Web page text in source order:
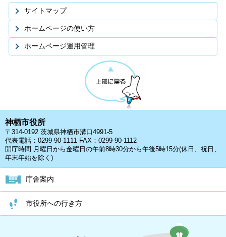
サイトマップ
ホームページの使い方
ホームページ運用管理
神栖市役所
〒314-0192 茨城県神栖市溝口4991-5
代表電話：0299-90-1111 FAX：0299-90-1112
開庁時間 月曜日から金曜日の午前8時30分から午後5時15分(休日、祝日、
年末年始を除く)
庁舎案内
市役所への行き方